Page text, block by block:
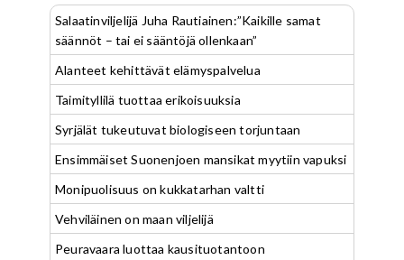
Salaatinviljelijä Juha Rautiainen:”Kaikille samat
säännöt – tai ei sääntöjä ollenkaan”
Alanteet kehittävät elämyspalvelua
Taimityllilä tuottaa erikoisuuksia
Syrjälät tukeutuvat biologiseen torjuntaan
Ensimmäiset Suonenjoen mansikat myytiin vapuksi
Monipuolisuus on kukkatarhan valtti
Vehviläinen on maan viljelijä
Peuravaara luottaa kausituotantoon